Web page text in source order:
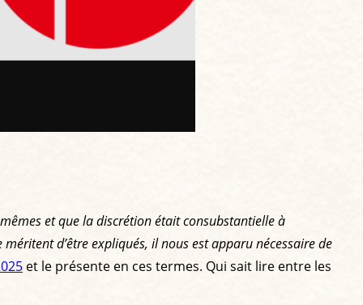
et que la discrétion était consubstantielle à
d’être expliqués, il nous est apparu nécessaire de
et le présente en ces termes. Qui sait lire entre les